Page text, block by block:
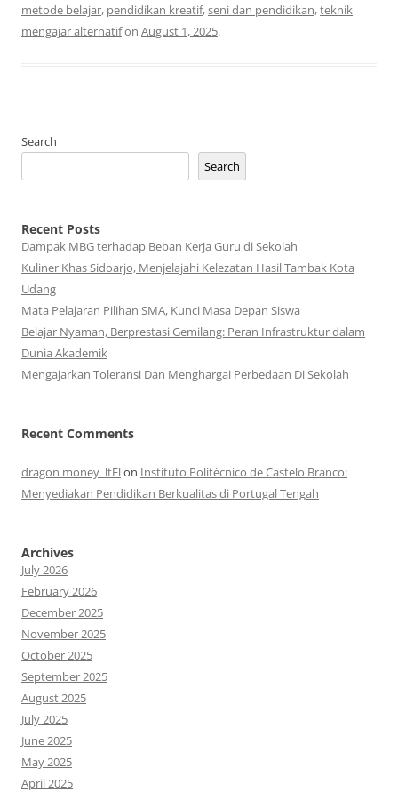
metode belajar, pendidikan kreatif,seni dan pendidikan,teknik
mengajar alternatifon August 1, 2025.
Search
Search
Recent Posts
Dampak MBG terhadap Beban Kerja Guru di Sekolah
Kuliner Khas Sidoarjo, Menjelajahi Kelezatan Hasil Tambak Kota
Udang
Mata Pelajaran Pilihan SMA, Kunci Masa Depan Siswa
Belajar Nyaman, Berprestasi Gemilang: Peran Infrastruktur dalam
Dunia Akademik
Mengajarkan Toleransi Dan Menghargai Perbedaan Di Sekolah
Recent Comments
dragon money_ltElon Instituto Politécnico de Castelo Branco:
Menyediakan Pendidikan Berkualitas di Portugal Tengah
Archives
July 2026
February 2026
December 2025
November 2025
October 2025
September 2025
August 2025
July 2025
June 2025
May 2025
April 2025